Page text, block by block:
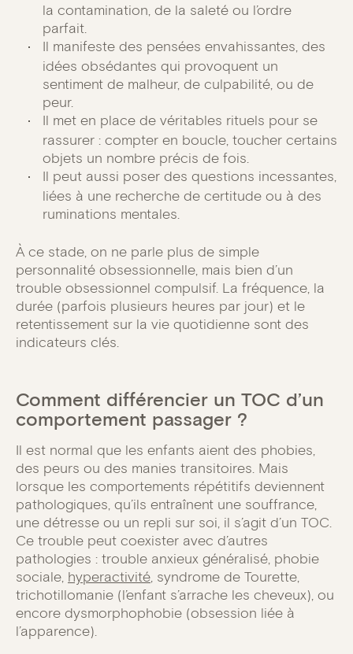
la contamination, de la saleté ou l’ordre
parfait.
Il manifeste des pensées envahissantes, des
idées obsédantes qui provoquent un
sentiment de malheur, de culpabilité, ou de
peur.
Il met en place de véritables rituels pour se
rassurer : compter en boucle, toucher certains
objets un nombre précis de fois.
Il peut aussi poser des questions incessantes,
liées à une recherche de certitude ou à des
ruminations mentales.
À ce stade, on ne parle plus de simple
personnalité obsessionnelle, mais bien d’un
trouble obsessionnel compulsif. La fréquence, la
durée (parfois plusieurs heures par jour) et le
retentissement sur la vie quotidienne sont des
indicateurs clés.
Comment différencier un TOC d’un
comportement passager ?
Il est normal que les enfants aient des phobies,
des peurs ou des manies transitoires. Mais
lorsque les comportements répétitifs deviennent
pathologiques, qu’ils entraînent une souffrance,
une détresse ou un repli sur soi, il s’agit d’un TOC.
Ce trouble peut coexister avec d’autres
pathologies : trouble anxieux généralisé, phobie
sociale, hyperactivité, syndrome de Tourette,
trichotillomanie (l’enfant s’arrache les cheveux), ou
encore dysmorphophobie (obsession liée à
l’apparence).